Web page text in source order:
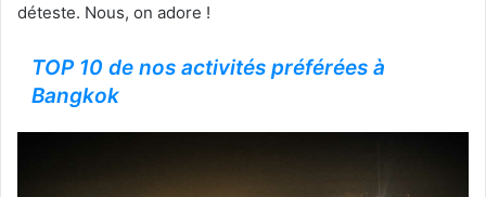
déteste. Nous, on adore !
TOP 10 de nos activités préférées à
Bangkok